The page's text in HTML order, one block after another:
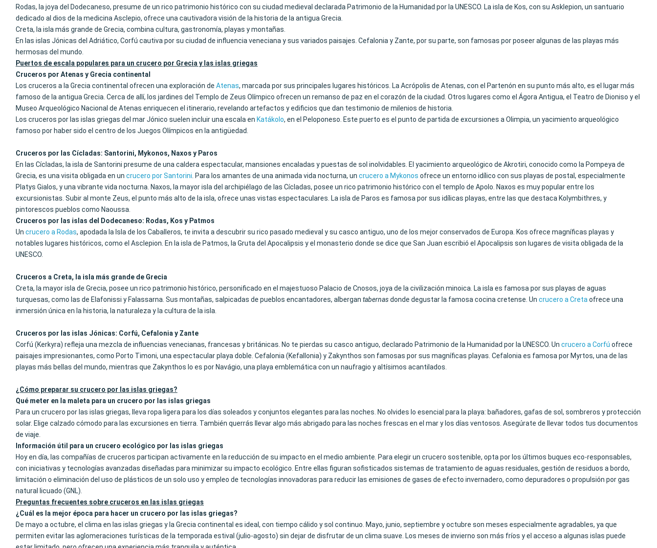
Rodas, la joya del Dodecaneso, presume de un rico patrimonio histórico con su ciudad medieval declarada Patrimonio de la Humanidad por la UNESCO. La isla de Kos, con su Asklepion, un santuario
dedicado al dios de la medicina Asclepio, ofrece una cautivadora visión de la historia de la antigua Grecia.
Creta, la isla más grande de Grecia, combina cultura, gastronomía, playas y montañas.
En las islas Jónicas del Adriático, Corfú cautiva por su ciudad de influencia veneciana y sus variados paisajes. Cefalonia y Zante, por su parte, son famosas por poseer algunas de las playas más
hermosas del mundo.
Puertos de escala populares para un crucero por Grecia y las islas griegas
Cruceros por Atenas y Grecia continental
Los cruceros a la Grecia continental ofrecen una exploración de Atenas, marcada por sus principales lugares históricos. La Acrópolis de Atenas, con el Partenón en su punto más alto, es el lugar más
famoso de la antigua Grecia. Cerca de allí, los jardines del Templo de Zeus Olímpico ofrecen un remanso de paz en el corazón de la ciudad. Otros lugares como el Ágora Antigua, el Teatro de Dioniso y el
Museo Arqueológico Nacional de Atenas enriquecen el itinerario, revelando artefactos y edificios que dan testimonio de milenios de historia.
Los cruceros por las islas griegas del mar Jónico suelen incluir una escala en Katákolo, en el Peloponeso. Este puerto es el punto de partida de excursiones a Olimpia, un yacimiento arqueológico
famoso por haber sido el centro de los Juegos Olímpicos en la antigüedad.
Cruceros por las Cícladas: Santorini, Mykonos, Naxos y Paros
En las Cícladas, la isla de Santorini presume de una caldera espectacular, mansiones encaladas y puestas de sol inolvidables. El yacimiento arqueológico de Akrotiri, conocido como la Pompeya de
Grecia, es una visita obligada en un crucero por Santorini . Para los amantes de una animada vida nocturna, un crucero a Mykonos ofrece un entorno idílico con sus playas de postal, especialmente
Platys Gialos, y una vibrante vida nocturna. Naxos, la mayor isla del archipiélago de las Cícladas, posee un rico patrimonio histórico con el templo de Apolo. Naxos es muy popular entre los
excursionistas. Subir al monte Zeus, el punto más alto de la isla, ofrece unas vistas espectaculares. La isla de Paros es famosa por sus idílicas playas, entre las que destaca Kolymbithres, y
pintorescos pueblos como Naoussa.
Cruceros por las islas del Dodecaneso: Rodas, Kos y Patmos
Un crucero a Rodas, apodada la Isla de los Caballeros, te invita a descubrir su rico pasado medieval y su casco antiguo, uno de los mejor conservados de Europa. Kos ofrece magníficas playas y
notables lugares históricos, como el Asclepion. En la isla de Patmos, la Gruta del Apocalipsis y el monasterio donde se dice que San Juan escribió el Apocalipsis son lugares de visita obligada de la
UNESCO.
Cruceros a Creta, la isla más grande de Grecia
Creta, la mayor isla de Grecia, posee un rico patrimonio histórico, personificado en el majestuoso Palacio de Cnosos, joya de la civilización minoica. La isla es famosa por sus playas de aguas
turquesas, como las de Elafonissi y Falassarna. Sus montañas, salpicadas de pueblos encantadores, albergan tabernasdonde degustar la famosa cocina cretense. Un crucero a Creta ofrece una
inmersión única en la historia, la naturaleza y la cultura de la isla.
Cruceros por las islas Jónicas: Corfú, Cefalonia y Zante
Corfú (Kerkyra) refleja una mezcla de influencias venecianas, francesas y británicas. No te pierdas su casco antiguo, declarado Patrimonio de la Humanidad por la UNESCO. Un crucero a Corfú ofrece
paisajes impresionantes, como Porto Timoni, una espectacular playa doble. Cefalonia (Kefallonia) y Zakynthos son famosas por sus magníficas playas. Cefalonia es famosa por Myrtos, una de las
playas más bellas del mundo, mientras que Zakynthos lo es por Navágio, una playa emblemática con un naufragio y altísimos acantilados.
¿Cómo preparar su crucero por las islas griegas?
Qué meter en la maleta para un crucero por las islas griegas
Para un crucero por las islas griegas, lleva ropa ligera para los días soleados y conjuntos elegantes para las noches. No olvides lo esencial para la playa: bañadores, gafas de sol, sombreros y protección
solar. Elige calzado cómodo para las excursiones en tierra. También querrás llevar algo más abrigado para las noches frescas en el mar y los días ventosos. Asegúrate de llevar todos tus documentos
de viaje.
Información útil para un crucero ecológico por las islas griegas
Hoy en día, las compañías de cruceros participan activamente en la reducción de su impacto en el medio ambiente. Para elegir un crucero sostenible, opta por los últimos buques eco-responsables,
con iniciativas y tecnologías avanzadas diseñadas para minimizar su impacto ecológico. Entre ellas figuran sofisticados sistemas de tratamiento de aguas residuales, gestión de residuos a bordo,
limitación o eliminación del uso de plásticos de un solo uso y empleo de tecnologías innovadoras para reducir las emisiones de gases de efecto invernadero, como depuradores o propulsión por gas
natural licuado (GNL).
Preguntas frecuentes sobre cruceros en las islas griegas
¿Cuál es la mejor época para hacer un crucero por las islas griegas?
De mayo a octubre, el clima en las islas griegas y la Grecia continental es ideal, con tiempo cálido y sol continuo. Mayo, junio, septiembre y octubre son meses especialmente agradables, ya que
permiten evitar las aglomeraciones turísticas de la temporada estival (julio-agosto) sin dejar de disfrutar de un clima suave. Los meses de invierno son más fríos y el acceso a algunas islas puede